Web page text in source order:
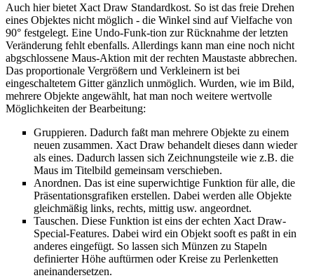
Auch hier bietet Xact Draw Standardkost. So ist das freie Drehen
eines Objektes nicht möglich - die Winkel sind auf Vielfache von
90° festgelegt. Eine Undo-Funk-tion zur Rücknahme der letzten
Veränderung fehlt ebenfalls. Allerdings kann man eine noch nicht
abgschlossene Maus-Aktion mit der rechten Maustaste abbrechen.
Das proportionale Vergrößern und Verkleinern ist bei
eingeschaltetem Gitter gänzlich unmöglich. Wurden, wie im Bild,
mehrere Objekte angewählt, hat man noch weitere wertvolle
Möglichkeiten der Bearbeitung:
Gruppieren. Dadurch faßt man mehrere Objekte zu einem
neuen zusammen. Xact Draw behandelt dieses dann wieder
als eines. Dadurch lassen sich Zeichnungsteile wie z.B. die
Maus im Titelbild gemeinsam verschieben.
Anordnen. Das ist eine superwichtige Funktion für alle, die
Präsentationsgrafiken erstellen. Dabei werden alle Objekte
gleichmäßig links, rechts, mittig usw. angeordnet.
Tauschen. Diese Funktion ist eins der echten Xact Draw-
Special-Features. Dabei wird ein Objekt sooft es paßt in ein
anderes eingefügt. So lassen sich Münzen zu Stapeln
definierter Höhe auftürmen oder Kreise zu Perlenketten
aneinandersetzen.